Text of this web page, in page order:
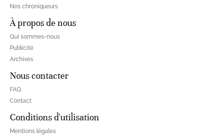
Nos chroniqueurs
À propos de nous
Qui sommes-nous
Publicité
Archives
Nous contacter
FAQ
Contact
Conditions d'utilisation
Mentions légales